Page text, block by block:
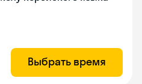
Выбрать время